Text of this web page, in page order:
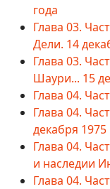
года
Глава 03.
Дели. 14
Глава 03.
Шаури... 15
Глава 04.
Глава 04.
декабря 1975
Глава 04.
и наследии
Глава 04.